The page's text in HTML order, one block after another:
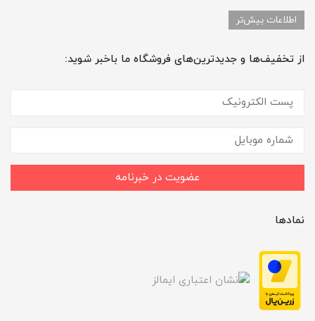
اطلاعات بیش‌تر
از تخفیف‌ها و جدیدترین‌های فروشگاه ما باخبر شوید:
عضویت در خبرنامه
نمادها